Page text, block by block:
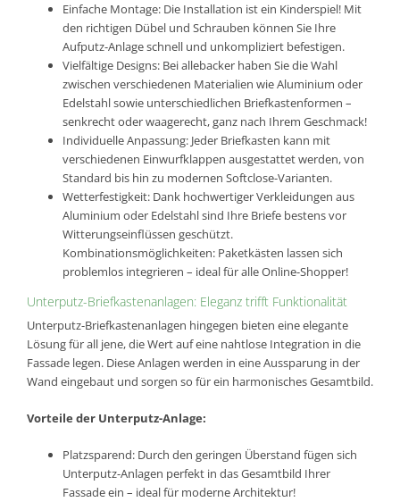
Einfache Montage: Die Installation ist ein Kinderspiel! Mit
den richtigen Dübel und Schrauben können Sie Ihre
Aufputz-Anlage schnell und unkompliziert befestigen.
Vielfältige Designs: Bei allebacker haben Sie die Wahl
zwischen verschiedenen Materialien wie Aluminium oder
Edelstahl sowie unterschiedlichen Briefkastenformen –
senkrecht oder waagerecht, ganz nach Ihrem Geschmack!
Individuelle Anpassung: Jeder Briefkasten kann mit
verschiedenen Einwurfklappen ausgestattet werden, von
Standard bis hin zu modernen Softclose-Varianten.
Wetterfestigkeit: Dank hochwertiger Verkleidungen aus
Aluminium oder Edelstahl sind Ihre Briefe bestens vor
Witterungseinflüssen geschützt.
Kombinationsmöglichkeiten: Paketkästen lassen sich
problemlos integrieren – ideal für alle Online-Shopper!
Unterputz-Briefkastenanlagen: Eleganz trifft Funktionalität
Unterputz-Briefkastenanlagen hingegen bieten eine elegante
Lösung für all jene, die Wert auf eine nahtlose Integration in die
Fassade legen. Diese Anlagen werden in eine Aussparung in der
Wand eingebaut und sorgen so für ein harmonisches Gesamtbild.
Vorteile der Unterputz-Anlage:
Platzsparend: Durch den geringen Überstand fügen sich
Unterputz-Anlagen perfekt in das Gesamtbild Ihrer
Fassade ein – ideal für moderne Architektur!